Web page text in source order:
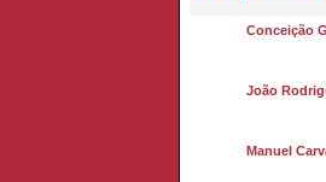
Conceição
João
Manuel